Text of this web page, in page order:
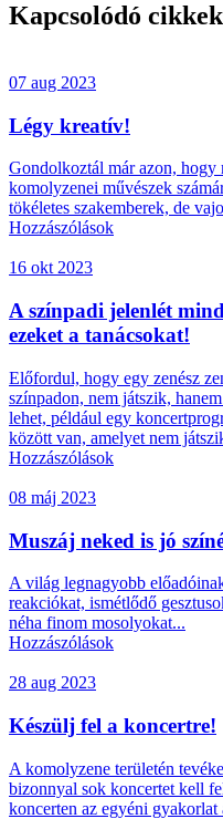
Kapcsolódó cikkek
07 aug 2023
Légy kreatív!
Gondolkoztál már azon, hogy
komolyzenei művészek
tökéletes szakemberek, de
Hozzászólások
16 okt 2023
A színpadi jelenlét
ezeket a tanácsokat!
Előfordul, hogy egy zenész
színpadon, nem játszik,
lehet, például egy
között van, amelyet nem
Hozzászólások
08 máj 2023
Muszáj neked is jó
A világ legnagyobb
reakciókat, ismétlődő
néha finom mosolyokat...
Hozzászólások
28 aug 2023
Készülj fel a koncertre!
A komolyzene területén
bizonnyal sok koncertet kell
koncerten az egyéni